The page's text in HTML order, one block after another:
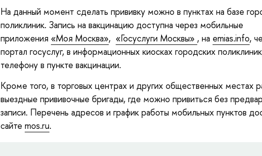
На данный момент сделать прививку можно в пунктах на базе
поликлиник. Запись на вакцинацию доступна через мобильные
приложения «Моя Москва», «Госуслуги Москвы» , на emias.info,
портал госуслуг, в информационных киосках городских
телефону в пункте вакцинации.
Кроме того, в торговых центрах и других общественных местах
выездные прививочные бригады, где можно привиться без
записи. Перечень адресов и график работы мобильных пунктов
сайте mos.ru.